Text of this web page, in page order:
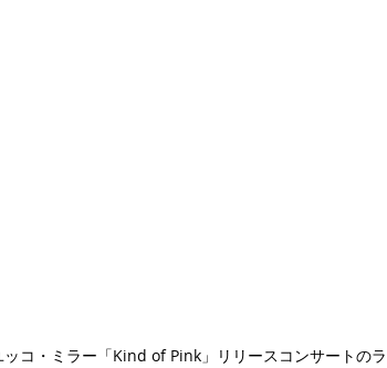
・ミラー「Kind of Pink」リリースコンサートの